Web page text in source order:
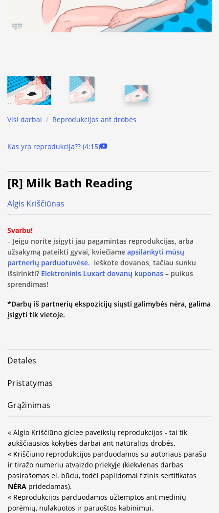
Visi darbai / Reprodukcijos ant drobės
Kas yra reprodukcija?? (4:15)
[R] Milk Bath Reading
Algis Kriščiūnas
Svarbu!
– Jeigu norite įsigyti jau pagamintas reprodukcijas, arba
užsakymą pateikti gyvai, kviečiame apsilankyti mūsų
partnerių parduotuvėse. Ieškote dovanos, tačiau sunku
išsirinkti? Elektroninis Luxart dovanų kuponas – puikus
sprendimas!
*Darbų iš partnerių ekspozicijų siųsti galimybės nėra, galima
įsigyti tik vietoje.
Detalės
Pristatymas
Grąžinimas
« Algio Kriščiūno giclee paveikslų reprodukcijos - tai tik
aukščiausios kokybės darbai ant natūralios drobės.
« Kriščiūno reprodukcijos parduodamos su autoriaus parašu
ir tiražo numeriu atvaizdo priekyje (kiekvienas darbas
pasirašomas el. būdu, todėl papildomai fizinis sertifikatas
NĖRA pridedamas).
« Reprodukcijos parduodamos užtemptos ant medinių
porėmių, nulakuotos ir paruoštos kabinimui.